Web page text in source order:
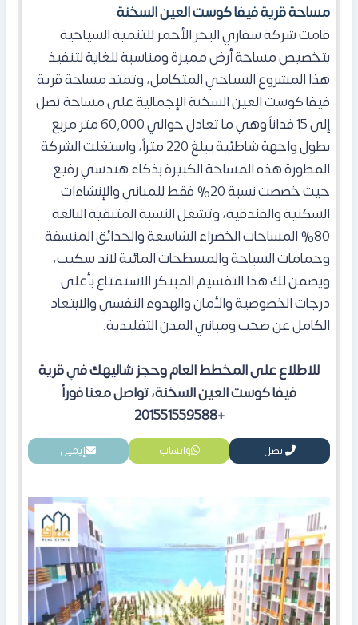
مساحة قرية فيفا كوست العين السخنة
قامت شركة سفاري البحر الأحمر للتنمية السياحية
بتخصيص مساحة أرض مميزة ومناسبة للغاية لتنفيذ
هذا المشروع السياحي المتكامل، وتمتد مساحة قرية
فيفا كوست العين السخنة الإجمالية على مساحة تصل
إلى 15 فداناً وهي ما تعادل حوالي 60,000 متر مربع
بطول واجهة شاطئية يبلغ 220 متراً، واستغلت الشركة
المطورة هذه المساحة الكبيرة بذكاء هندسي رفيع
حيث خصصت نسبة 20% فقط للمباني والإنشاءات
السكنية والفندقية، وتشغل النسبة المتبقية البالغة
80% المساحات الخضراء الشاسعة والحدائق المنسقة
وحمامات السباحة والمسطحات المائية لاند سكيب،
ويضمن لك هذا التقسيم المبتكر الاستمتاع بأعلى
درجات الخصوصية والأمان والهدوء النفسي والابتعاد
الكامل عن صخب ومباني المدن التقليدية.
للاطلاع على المخطط العام وحجز شاليهك في قرية
فيفا كوست العين السخنة، تواصل معنا فوراً
+201551559588
اتصل واتساب إيميل